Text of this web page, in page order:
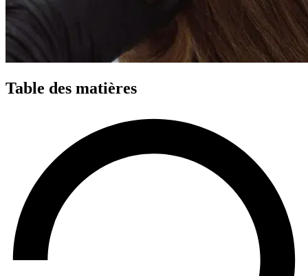
Table des matières